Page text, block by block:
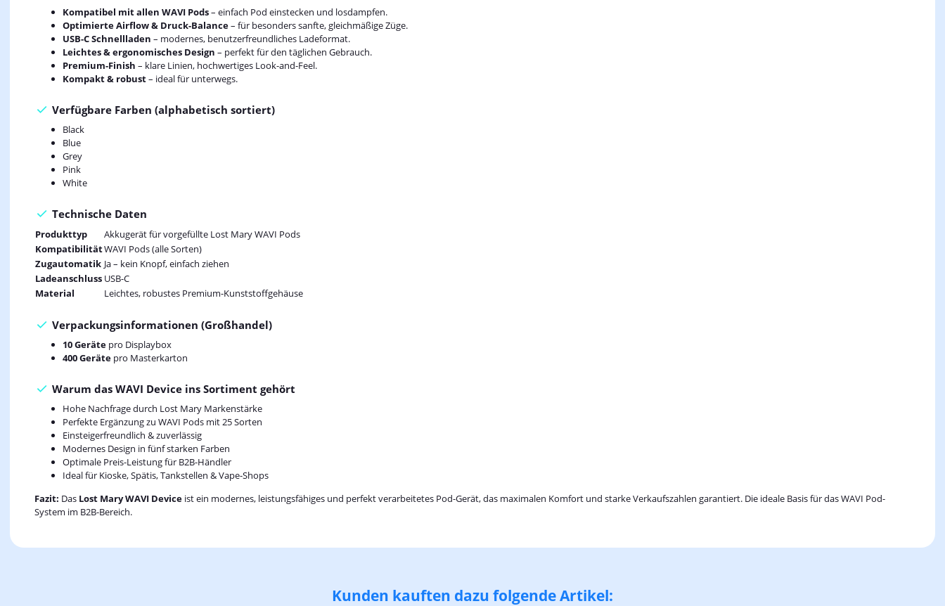
Kompatibel mit allen WAVI Pods– einfach Pod einstecken und losdampfen.
Optimierte Airflow & Druck-Balance– für besonders sanfte, gleichmäßige Züge.
USB-C Schnellladen – modernes, benutzerfreundliches Ladeformat.
Leichtes & ergonomisches Design – perfekt für den täglichen Gebrauch.
Premium-Finish – klare Linien, hochwertiges Look-and-Feel.
Kompakt & robust– ideal für unterwegs.
Verfügbare Farben (alphabetisch sortiert)
Black
Blue
Grey
Pink
White
Technische Daten
Produkttyp
Akkugerät für vorgefüllte Lost Mary WAVI Pods
KompatibilitätWAVI Pods (alle Sorten)
Zugautomatik Ja – kein Knopf, einfach ziehen
Ladeanschluss USB-C
Material
Leichtes, robustes Premium-Kunststoffgehäuse
Verpackungsinformationen (Großhandel)
10 Geräte pro Displaybox
400 Geräte pro Masterkarton
Warum das WAVI Device ins Sortiment gehört
Hohe Nachfrage durch Lost Mary Markenstärke
Perfekte Ergänzung zu WAVI Pods mit 25 Sorten
Einsteigerfreundlich & zuverlässig
Modernes Design in fünf starken Farben
Optimale Preis-Leistung für B2B-Händler
Ideal für Kioske, Spätis, Tankstellen & Vape-Shops
Fazit: Das Lost Mary WAVI Device ist ein modernes, leistungsfähiges und perfekt verarbeitetes Pod-Gerät, das maximalen Komfort und starke Verkaufszahlen garantiert. Die ideale Basis für das WAVI Pod-
System im B2B-Bereich.
Kunden kauften dazu folgende Artikel: